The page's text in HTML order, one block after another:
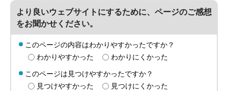
より良いウェブサイトにするために、ページのご感想
をお聞かせください。
このページの内容はわかりやすかったですか？
わかりやすかった
わかりにくかった
このページは見つけやすかったですか？
見つけやすかった
見つけにくかった